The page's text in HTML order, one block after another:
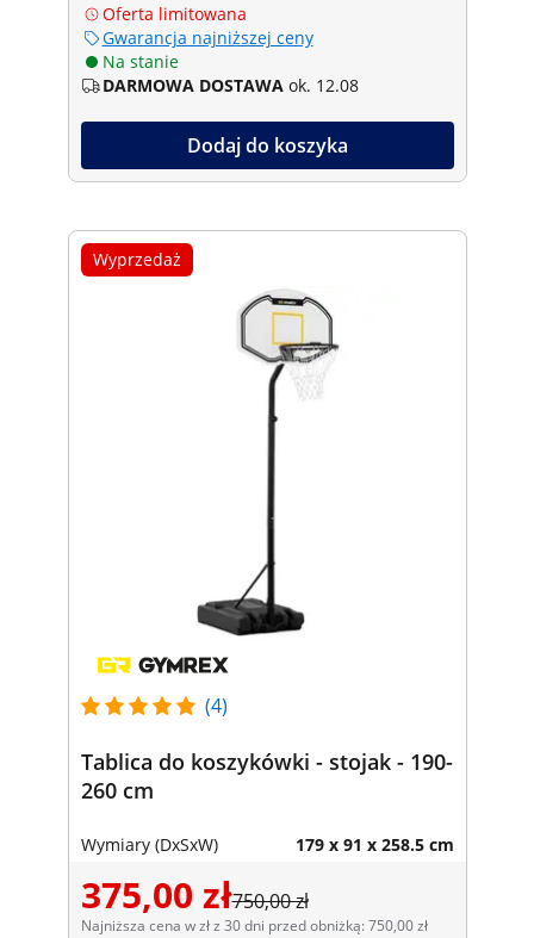
Oferta limitowana
Gwarancja najniższej ceny
Na stanie
DARMOWA DOSTAWA ok. 12.08
Dodaj do koszyka
Wyprzedaż
(4)
Tablica do koszykówki - stojak - 190-
260 cm
Wymiary (DxSxW) 179 x 91 x 258.5 cm
375,00 zł750,00 zł
Najniższa cena w zł z 30 dni przed obniżką: 750,00 zł